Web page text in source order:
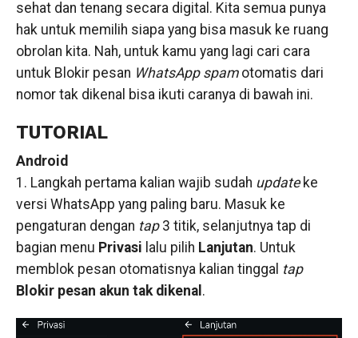
sehat dan tenang secara digital. Kita semua punya
hak untuk memilih siapa yang bisa masuk ke ruang
obrolan kita. Nah, untuk kamu yang lagi cari cara
untuk Blokir pesan WhatsApp spamotomatis dari
nomor tak dikenal bisa ikuti caranya di bawah ini.
TUTORIAL
Android
1. Langkah pertama kalian wajib sudah updateke
versi WhatsApp yang paling baru. Masuk ke
pengaturan dengan tap3 titik, selanjutnya tap di
bagian menu Privasi lalu pilih Lanjutan. Untuk
memblok pesan otomatisnya kalian tinggal tap
Blokir pesan akun tak dikenal .